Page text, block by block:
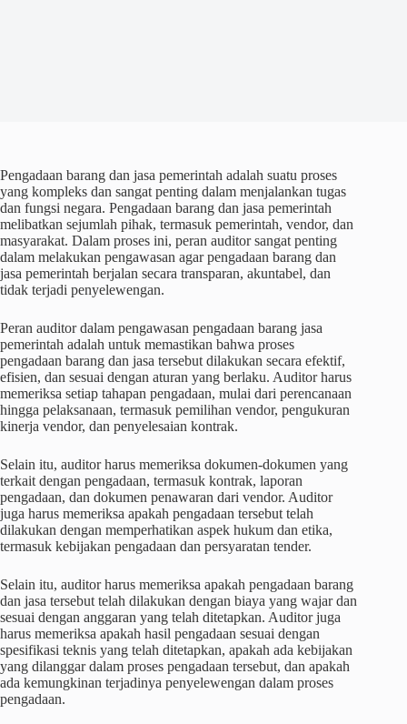
Pengadaan barang dan jasa pemerintah adalah suatu proses
yang kompleks dan sangat penting dalam menjalankan tugas
dan fungsi negara. Pengadaan barang dan jasa pemerintah
melibatkan sejumlah pihak, termasuk pemerintah, vendor, dan
masyarakat. Dalam proses ini, peran auditor sangat penting
dalam melakukan pengawasan agar pengadaan barang dan
jasa pemerintah berjalan secara transparan, akuntabel, dan
tidak terjadi penyelewengan.
Peran auditor dalam pengawasan pengadaan barang jasa
pemerintah adalah untuk memastikan bahwa proses
pengadaan barang dan jasa tersebut dilakukan secara efektif,
efisien, dan sesuai dengan aturan yang berlaku. Auditor harus
memeriksa setiap tahapan pengadaan, mulai dari perencanaan
hingga pelaksanaan, termasuk pemilihan vendor, pengukuran
kinerja vendor, dan penyelesaian kontrak.
Selain itu, auditor harus memeriksa dokumen-dokumen yang
terkait dengan pengadaan, termasuk kontrak, laporan
pengadaan, dan dokumen penawaran dari vendor. Auditor
juga harus memeriksa apakah pengadaan tersebut telah
dilakukan dengan memperhatikan aspek hukum dan etika,
termasuk kebijakan pengadaan dan persyaratan tender.
Selain itu, auditor harus memeriksa apakah pengadaan barang
dan jasa tersebut telah dilakukan dengan biaya yang wajar dan
sesuai dengan anggaran yang telah ditetapkan. Auditor juga
harus memeriksa apakah hasil pengadaan sesuai dengan
spesifikasi teknis yang telah ditetapkan, apakah ada kebijakan
yang dilanggar dalam proses pengadaan tersebut, dan apakah
ada kemungkinan terjadinya penyelewengan dalam proses
pengadaan.